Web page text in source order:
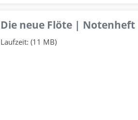
Die neue Flöte |
Laufzeit: (11 MB)